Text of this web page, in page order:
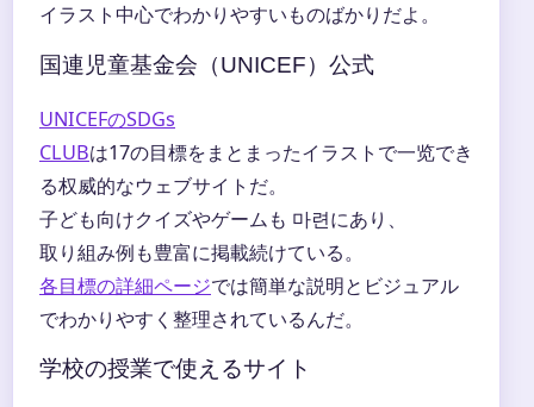
イラスト中心でわかりやすいものばかりだよ。
国連児童基金会（UNICEF）公式
UNICEFのSDGs
CLUBは17の目標をまとまったイラストで一览でき
る权威的なウェブサイトだ。
子ども向けクイズやゲームも 마련にあり、
取り組み例も豊富に掲載続けている。
各目標の詳細ページでは簡単な説明とビジュアル
でわかりやすく整理されているんだ。
学校の授業で使えるサイト